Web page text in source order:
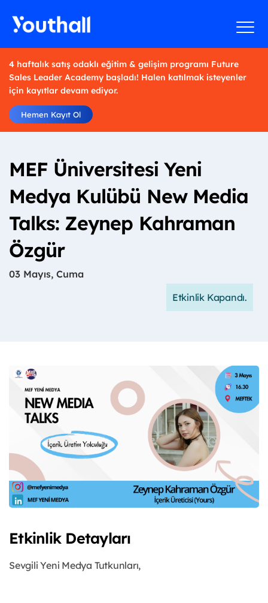
4 haftalık satış odaklı eğitim & gelişim programı Future
Sales Leader Academy başladı! Halen katılmak isteyenler
için kayıtlar devam ediyor.
Hemen Kayıt Ol
MEF Üniversitesi Yeni
Medya Kulübü New Media
Talks: Zeynep Kahraman
Özgür
03 Mayıs, Cuma
Etkinlik Kapandı.
Etkinlik Detayları
Sevgili Yeni Medya Tutkunları,